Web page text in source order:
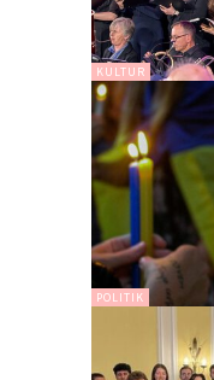
KULTUR
POLITIK